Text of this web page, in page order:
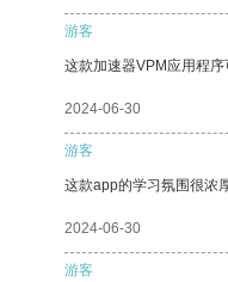
游客
这款加速器VPM应用程序
2024-06-30
游客
这款app的学习氛围很浓
2024-06-30
游客